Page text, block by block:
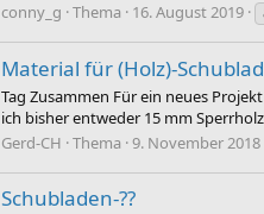
conny_g Thema 16. August 2019
Material für (Holz)-
Tag Zusammen Für ein neues
ich bisher entweder 15 mm
Gerd-CH Thema 9. November 2018
Schubladen-??